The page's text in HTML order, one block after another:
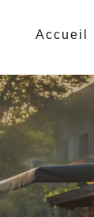
Accueil